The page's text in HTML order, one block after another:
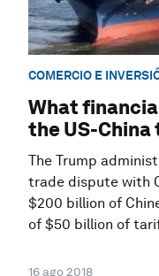
COMERCIO E
What
the US-
The Trump
trade dispute with
$200 billion of
of $50 billion of
16 ago 2018